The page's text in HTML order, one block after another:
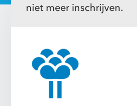
niet meer inschrijven.